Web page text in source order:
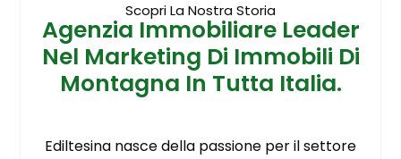
Scopri La Nostra Storia
Agenzia Immobiliare Leader
Nel Marketing Di Immobili Di
Montagna In Tutta Italia.
Ediltesina nasce della passione per il settore